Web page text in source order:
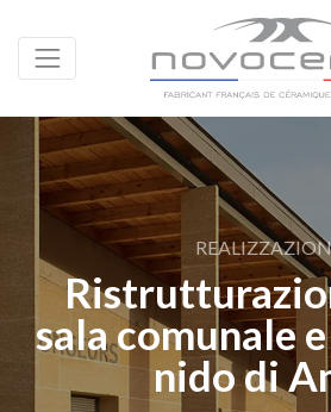
sala comunale
nido di